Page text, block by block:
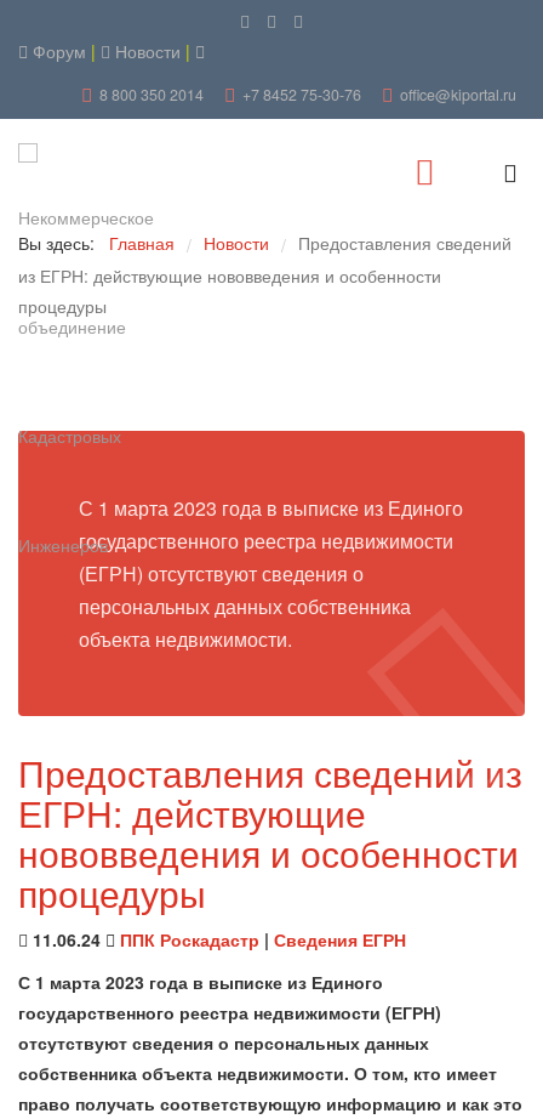
Форум | Новости |
8 800 350 2014 +7 8452 75-30-76 office@kiportal.ru
Вы здесь: Главная / Новости / Предоставления сведений
из ЕГРН: действующие нововведения и особенности
процедуры
С 1 марта 2023 года в выписке из Единого
государственного реестра недвижимости
(ЕГРН) отсутствуют сведения о
персональных данных собственника
объекта недвижимости.
Предоставления сведений из
ЕГРН: действующие
нововведения и особенности
процедуры
11.06.24 ППК Роскадастр | Сведения ЕГРН
С 1 марта 2023 года в выписке из Единого
государственного реестра недвижимости (ЕГРН)
отсутствуют сведения о персональных данных
собственника объекта недвижимости. О том, кто имеет
право получать соответствующую информацию и как это